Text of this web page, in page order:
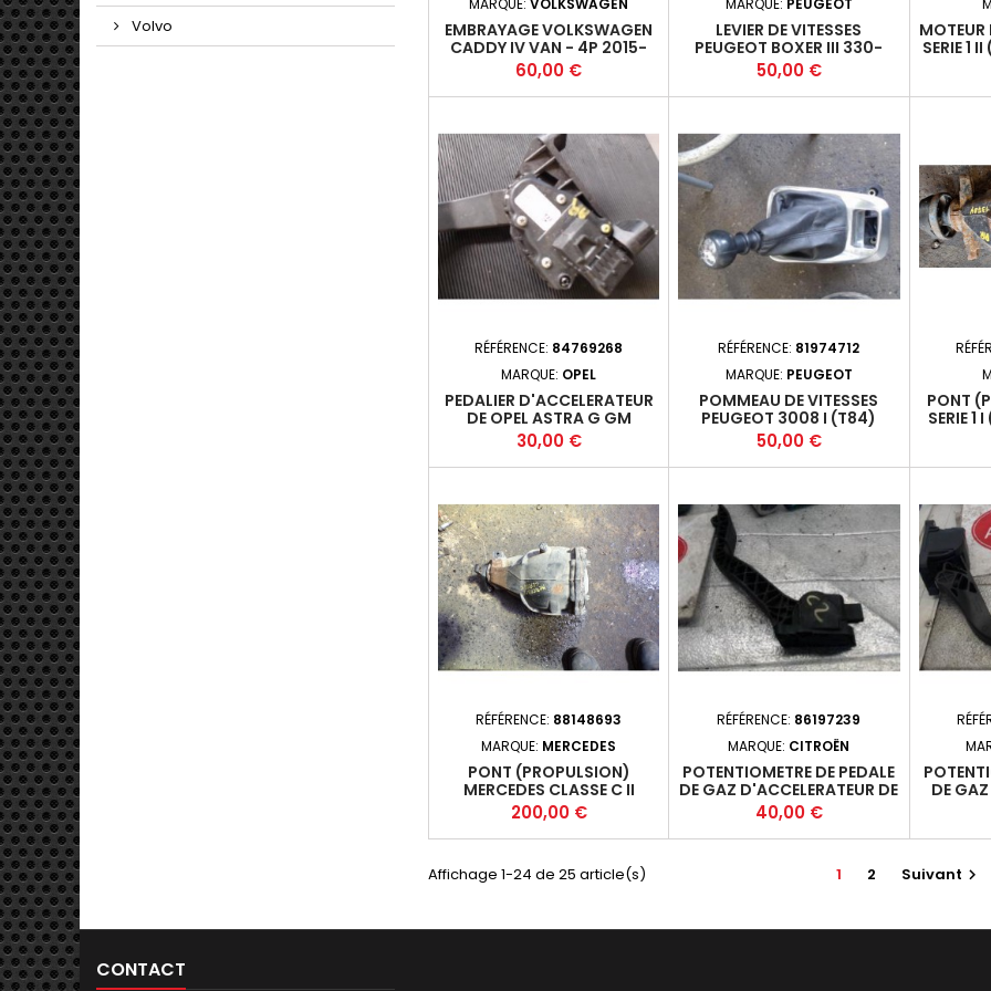
Volvo
MARQUE:VOLKSWAGEN
EMBRAYAGE VOLKSWAGEN
CADDY IV VAN - 4P 2015-
06- 2.0TDI 75 FAP (55KW) -
DFSF - M5 1878008297*
Prix
60,00 €
MARQUE: PEUGEOT
LEVIER DE VITESSES
PEUGEOT BOXER III 330-
L2H1 PHASE 1 - 4P -30-
MOYEN (3450MM) 2006-
06-2015-06 *
Prix
50,00 €
MOTEUR
SERIE 1
3P
RÉFÉRENCE: 84769268
MARQUE: OPEL
PEDALIER D'ACCELERATEUR
DE OPEL ASTRA G GM
91157998*
Prix
30,00 €
RÉFÉRENCE: 81974712
MARQUE: PEUGEOT
POMMEAU DE VITESSES
PEUGEOT 3008 I (T84)
2013-11-2016-12 1.6HDI 115
FAP (84KW) - 9HD/9H05 /
DV6C - M6*
Prix
50,00 €
PONT
SERIE 1
2007-
118
RÉFÉRENCE: 88148693
MARQUE: MERCEDES
PONT (PROPULSION)
MERCEDES CLASSE C II
(W203) PHASE 2 - 4P 2004-
03-2006-12 2.2CDI 120 200
(90KW) - 646962 - M6*
Prix
200,00 €
RÉFÉRENCE: 86197239
MARQUE: CITROËN
POTENTIOMETRE DE PEDALE
DE GAZ D'ACCELERATEUR DE
POTENTIOMETRE
ACCELERATEUR POUR
CITROEN C2 2003
Prix
40,00 €
DE
2013-
Affichage 1-24 de 25 article(s) 1 2 Suivant 
CONTACT